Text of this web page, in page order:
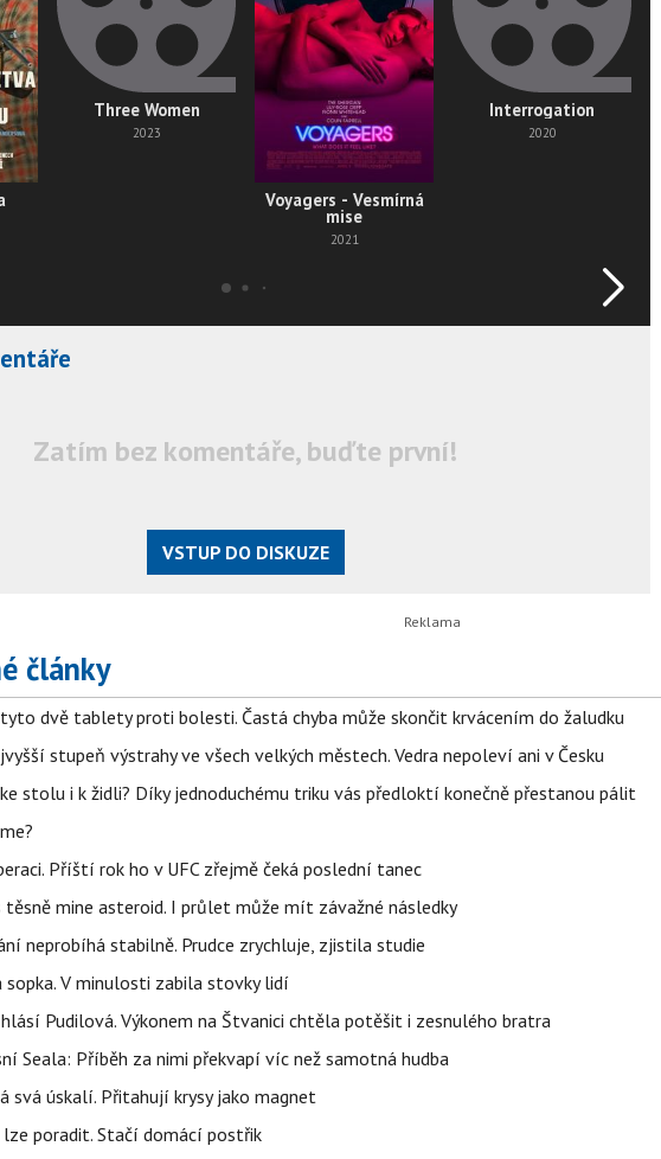
Three Women
2023
Voyagers - Vesmírná
mise
2021
Interrogation
2020
Zatím bez komentáře, buďte první!
VSTUP DO DISKUZE
články
dvě tablety proti bolesti. Častá chyba může skončit krvácením do žaludku
stupeň výstrahy ve všech velkých městech. Vedra nepoleví ani v Česku
stolu i k židli? Díky jednoduchému triku vás předloktí konečně přestanou pálit
Příští rok ho v UFC zřejmě čeká poslední tanec
těsně mine asteroid. I průlet může mít závažné následky
neprobíhá stabilně. Prudce zrychluje, zjistila studie
sopka. V minulosti zabila stovky lidí
hlásí Pudilová. Výkonem na Štvanici chtěla potěšit i zesnulého bratra
Seala: Příběh za nimi překvapí víc než samotná hudba
svá úskalí. Přitahují krysy jako magnet
lze poradit. Stačí domácí postřik